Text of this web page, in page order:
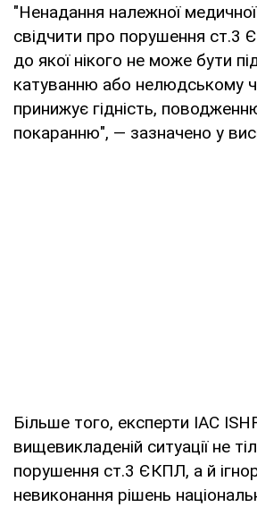
"Ненадання належної
свідчити про порушення ст.3
до якої нікого не може бути
катуванню або нелюдському
принижує гідність,
покаранню", — зазначено у
Більше того, експерти IAC
вищевикладеній ситуації не
порушення ст.3 ЄКПЛ, а й
невиконання рішень